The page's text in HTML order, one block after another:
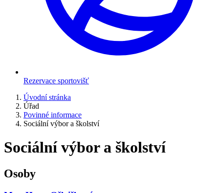
Rezervace sportovišť
Úvodní stránka
Úřad
Povinné informace
Sociální výbor a školství
Sociální výbor a školství
Osoby